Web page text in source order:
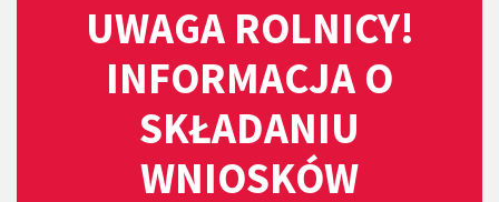
UWAGA ROLNICY!
INFORMACJA O
SKŁADANIU
WNIOSKÓW